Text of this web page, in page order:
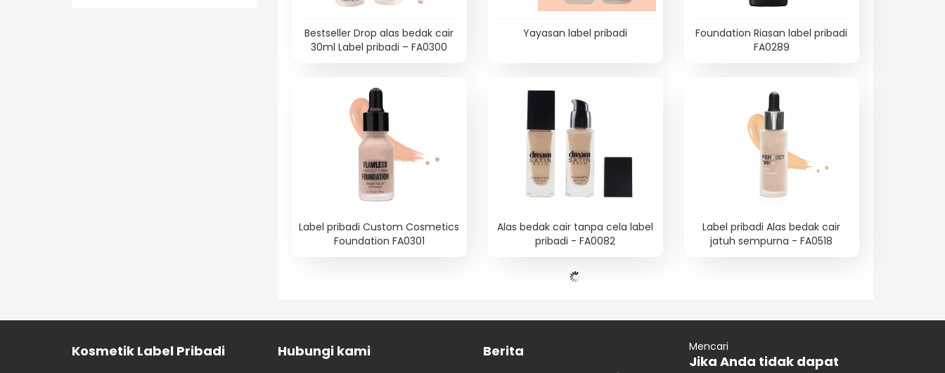
Bestseller Drop alas bedak cair
30ml Label pribadi – FA0300
Yayasan label pribadi
Foundation Riasan label pribadi
FA0289
Label pribadi Custom Cosmetics
Foundation FA0301
Alas bedak cair tanpa cela label
pribadi - FA0082
Label pribadi Alas bedak cair
jatuh sempurna - FA0518
Kosmetik Label Pribadi Hubungi kami Berita Mencari
Jika Anda tidak dapat